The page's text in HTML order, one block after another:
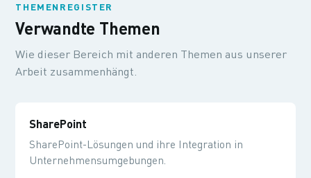
THEMENREGISTER
Verwandte Themen
Wie dieser Bereich mit anderen Themen aus unserer
Arbeit zusammenhängt.
SharePoint
SharePoint-Lösungen und ihre Integration in
Unternehmensumgebungen.